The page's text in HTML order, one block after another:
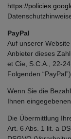
https://
PayPal
Auf unserer
Anbieter dieses
et Cie, S.C.A., 22-
Folgenden “PayPal”).
Wenn Sie die
Ihnen
Die Übermittlung
Art. 6 Abs. 1 lit. a